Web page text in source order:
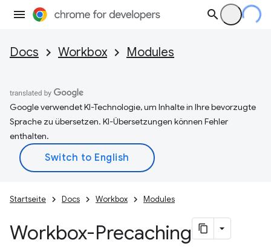
Docs Workbox Modules
Google verwendet KI-Technologie, um Inhalte in Ihre bevorzugte
Sprache zu übersetzen. KI-Übersetzungen können Fehler
enthalten.
Startseite Docs Workbox Modules
Workbox-Precaching